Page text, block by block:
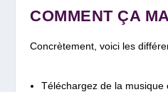
COMMENT ÇA
Concrètement, voici les
Téléchargez de la musique